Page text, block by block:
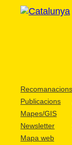
Recomanacions
Publicacions
Mapes/GIS
Newsletter
Mapa web